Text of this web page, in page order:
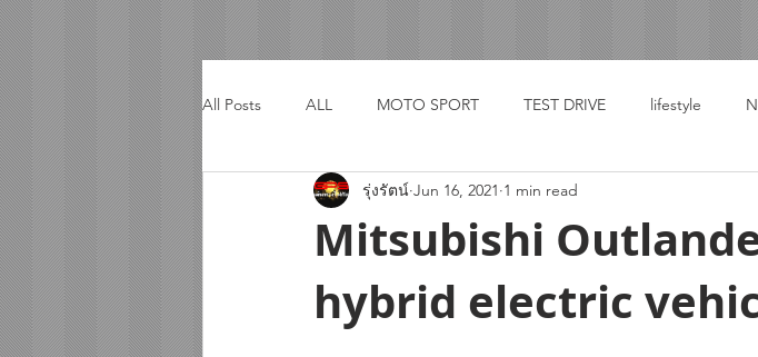
All Posts ALL MOTO SPORT TEST DRIVE lifestyle
TRIP
Mitsubishi
hybrid electric
รุ่งรัตน์ Jun 16, 2021 1 min read